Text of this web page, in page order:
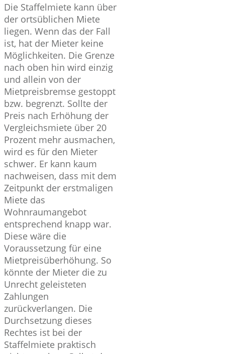
Die Staffelmiete kann über
der ortsüblichen Miete
liegen. Wenn das der Fall
ist, hat der Mieter keine
Möglichkeiten. Die Grenze
nach oben hin wird einzig
und allein von der
Mietpreisbremse gestoppt
bzw. begrenzt. Sollte der
Preis nach Erhöhung der
Vergleichsmiete über 20
Prozent mehr ausmachen,
wird es für den Mieter
schwer. Er kann kaum
nachweisen, dass mit dem
Zeitpunkt der erstmaligen
Miete das
Wohnraumangebot
entsprechend knapp war.
Diese wäre die
Voraussetzung für eine
Mietpreisüberhöhung. So
könnte der Mieter die zu
Unrecht geleisteten
Zahlungen
zurückverlangen. Die
Durchsetzung dieses
Rechtes ist bei der
Staffelmiete praktisch